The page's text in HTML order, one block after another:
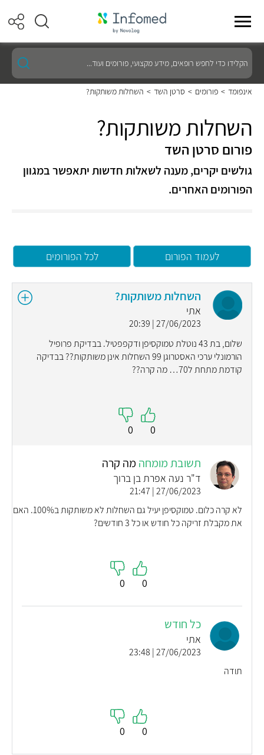
הקלידו
כדי
לחפש
רופאים,
מידע
ועוד...
אינפומד > פורומים > סרטן השד > השחלות משותקות?
השחלות משותקות?
פורום סרטן השד
גולשים יקרים, מענה לשאלות חדשות יתאפשר במגוון
הפורומים האחרים.
לעמוד הפורום לכל הפורומים
השחלות משותקות?
אתי
27/06/2023 | 20:39
שלום, בת 43 נוטלת טמוקסיפן ודקפפטיל. בבדיקת פרופיל
הורמונלי ערכי האסטרוגן 99 השחלות אינן משותקות?? בבדיקה
קודמת מתחת ל70… מה קרה??
0
0
תשובת מומחה מה קרה
ד"ר נעה אפרת בן ברוך
27/06/2023 | 21:47
לא קרה כלום. טמוקסיפן יעיל גם השחלות לא משותקות ב100%. האם
את מקבלת זריקה כל חודש או כל 3 חודשים?
0
0
כל חודש
אתי
27/06/2023 | 23:48
תודה
0
0